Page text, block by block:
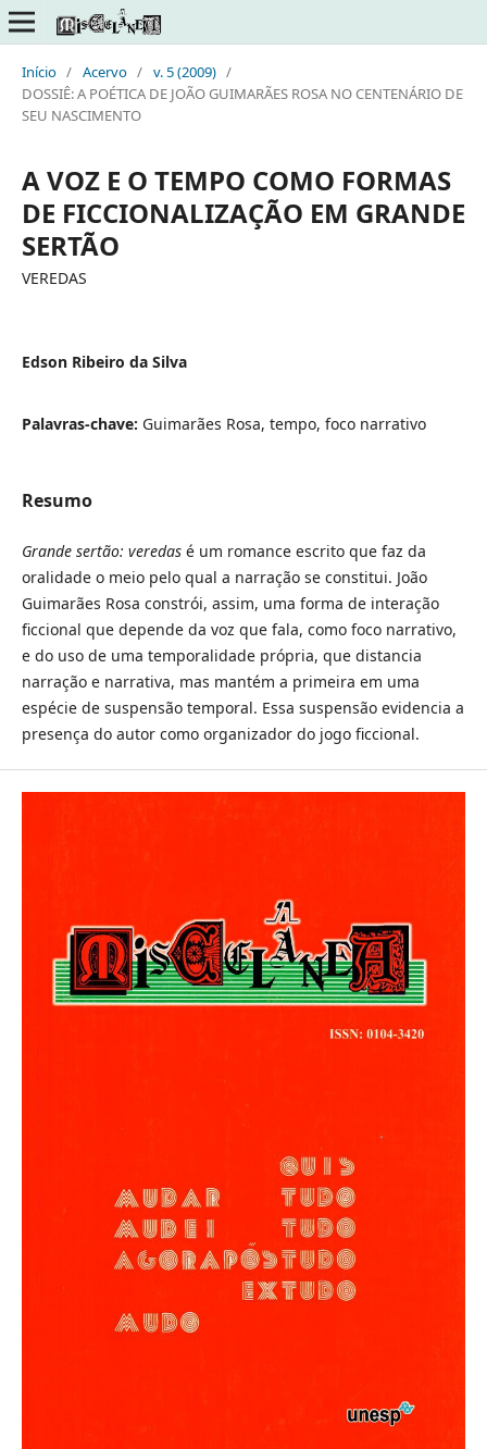
Início / Acervo / v. 5 (2009) /
DOSSIÊ: A POÉTICA DE JOÃO GUIMARÃES ROSA NO CENTENÁRIO DE
SEU NASCIMENTO
A VOZ E O TEMPO COMO FORMAS
DE FICCIONALIZAÇÃO EM GRANDE
SERTÃO
VEREDAS
Edson Ribeiro da Silva
Palavras-chave: Guimarães Rosa, tempo, foco narrativo
Resumo
Grande sertão: veredasé um romance escrito que faz da
oralidade o meio pelo qual a narração se constitui. João
Guimarães Rosa constrói, assim, uma forma de interação
ficcional que depende da voz que fala, como foco narrativo,
e do uso de uma temporalidade própria, que distancia
narração e narrativa, mas mantém a primeira em uma
espécie de suspensão temporal. Essa suspensão evidencia a
presença do autor como organizador do jogo ficcional.